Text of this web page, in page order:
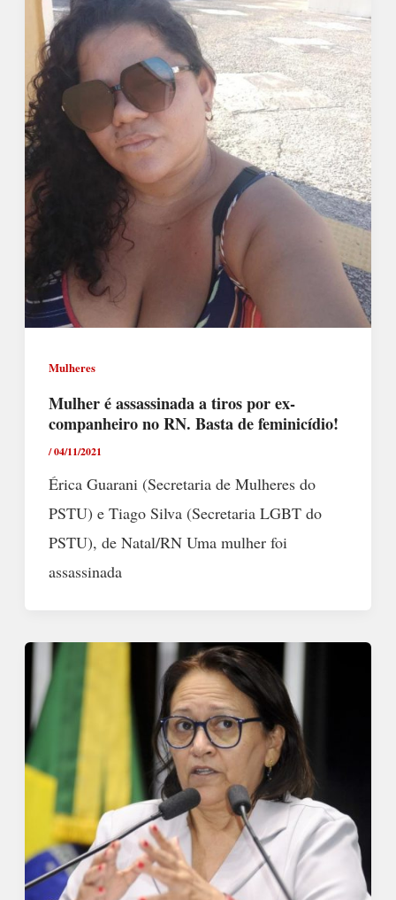
Mulheres
Mulher é assassinada a tiros por ex-
companheiro no RN. Basta de feminicídio!
/04/11/2021
Érica Guarani (Secretaria de Mulheres do
PSTU) e Tiago Silva (Secretaria LGBT do
PSTU), de Natal/RN Uma mulher foi
assassinada